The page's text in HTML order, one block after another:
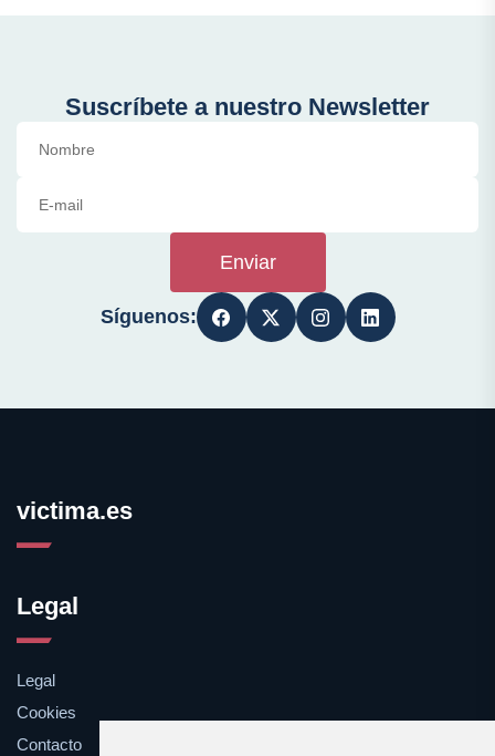
Suscríbete a nuestro Newsletter
Enviar
Síguenos:
victima.es
Legal
Legal
Cookies
Contacto